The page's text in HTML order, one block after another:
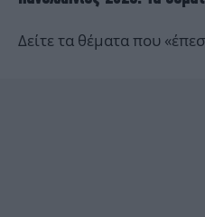
Δείτε τα θέματα που